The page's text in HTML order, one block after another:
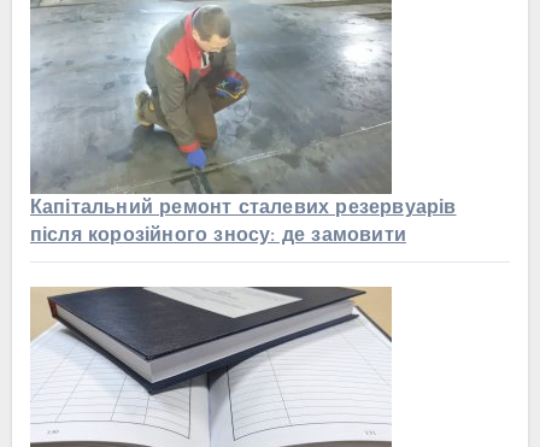
Капітальний ремонт сталевих резервуарів
після корозійного зносу: де замовити